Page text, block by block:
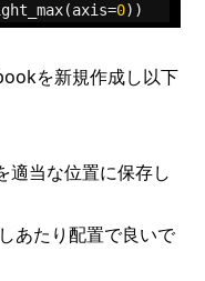
(axis=0))
を新規作成し以下
当な位置に保存し
あたり配置で良いで